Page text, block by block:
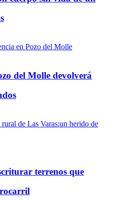
del Molle devolverá
terrenos que